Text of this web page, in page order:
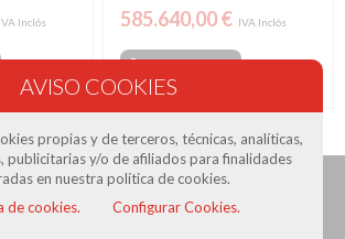
IVA Inclós 585.640,00 € IVA Inclós
propias y de terceros, técnicas, analíticas,
publicitarias y/o de afiliados para finalidades
en nuestra política de cookies.
de cookies.
Configurar Cookies.